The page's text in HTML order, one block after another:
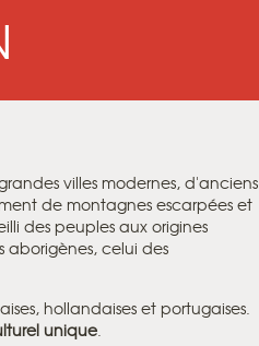
villes modernes, d'anciens
de montagnes escarpées et
des peuples aux origines
aborigènes, celui des
hollandaises et portugaises.
unique.